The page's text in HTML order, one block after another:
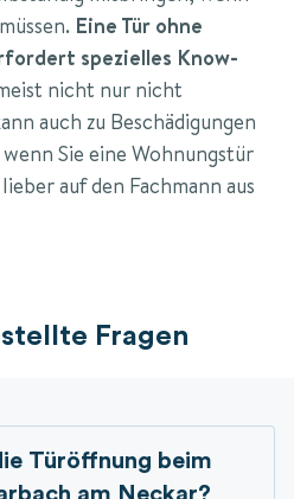
Eine Tür ohne
spezielles Know-
nicht nur nicht
auch zu Beschädigungen
Sie eine Wohnungstür
auf den Fachmann aus
Fragen
Türöffnung beim
am Neckar?